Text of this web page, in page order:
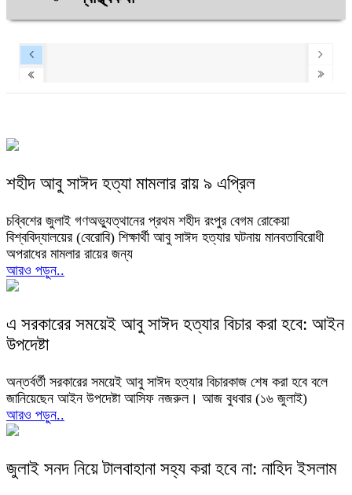
শহীদ আবু সাঈদ হত্যা মামলার রায় ৯ এপ্রিল
চব্বিশের জুলাই গণঅভ্যুত্থানের প্রথম শহীদ রংপুর বেগম রোকেয়া
বিশ্ববিদ্যালয়ের (বেরোবি) শিক্ষার্থী আবু সাঈদ হত্যার ঘটনায় মানবতাবিরোধী
অপরাধের মামলার রায়ের জন্য
আরও পড়ুন..
এ সরকারের সময়েই আবু সাঈদ হত্যার বিচার করা হবে: আইন
উপদেষ্টা
অন্তর্বর্তী সরকারের সময়েই আবু সাঈদ হত্যার বিচারকাজ শেষ করা হবে বলে
জানিয়েছেন আইন উপদেষ্টা আসিফ নজরুল। আজ বুধবার (১৬ জুলাই)
আরও পড়ুন..
জুলাই সনদ নিয়ে টালবাহানা সহ্য করা হবে না: নাহিদ ইসলাম